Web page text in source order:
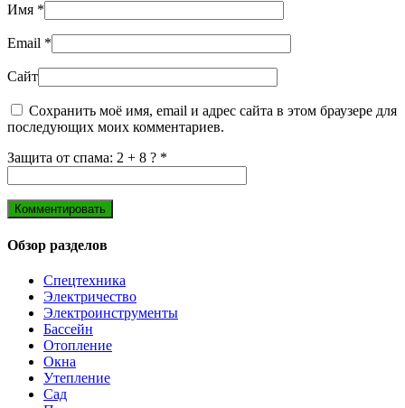
Имя *
Email *
Сайт
Сохранить моё имя, email и адрес сайта в этом браузере для
последующих моих комментариев.
Защита от спама: 2 + 8 ? *
Обзор разделов
Спецтехника
Электричество
Электроинструменты
Бассейн
Отопление
Окна
Утепление
Сад